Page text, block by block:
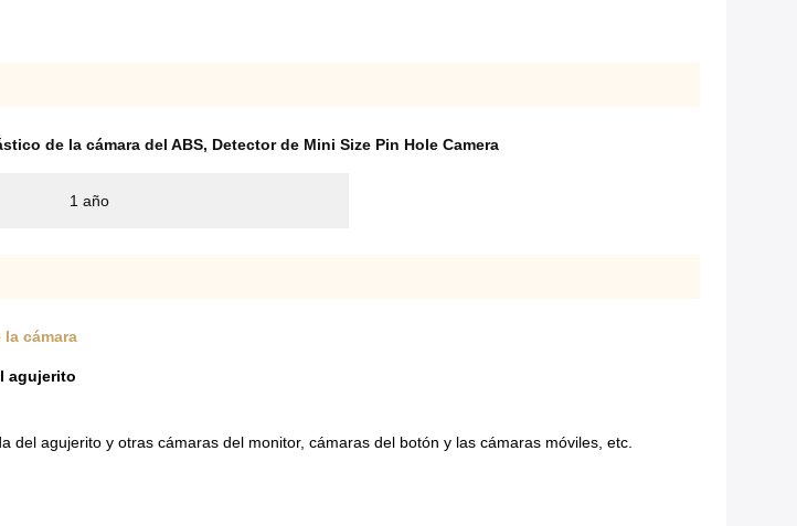
de la cámara del ABS, Detector de Mini Size Pin Hole Camera
1 año
cámara
agujerito
agujerito y otras cámaras del monitor, cámaras del botón y las cámaras móviles, etc.